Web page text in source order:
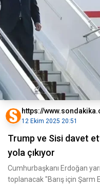
https://
12 Ekim 2025 20:51
Trump ve Sisi davet
yola çıkıyor
Cumhurbaşkanı Erdoğan
toplanacak "Barış için Şarm